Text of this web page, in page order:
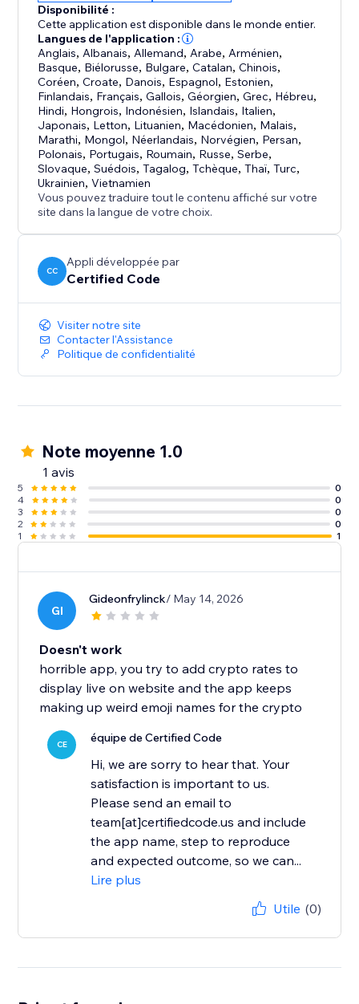
Disponibilité :
Cette application est disponible dans le monde entier.
Langues de l'application :
Anglais, Albanais, Allemand, Arabe, Arménien,
Basque, Biélorusse, Bulgare,Catalan,Chinois,
Coréen,Croate, Danois, Espagnol, Estonien,
Finlandais, Français,Gallois,Géorgien,Grec, Hébreu,
Hindi, Hongrois, Indonésien, Islandais, Italien,
Japonais, Letton, Lituanien, Macédonien, Malais,
Marathi, Mongol, Néerlandais, Norvégien, Persan,
Polonais, Portugais, Roumain, Russe,Serbe,
Slovaque,Suédois,Tagalog,Tchèque,Thaï,Turc,
Ukrainien,Vietnamien
Vous pouvez traduire tout le contenu affiché sur votre
site dans la langue de votre choix.
CC
Appli développée par
Certified Code
Visiter notre site
Contacter l'Assistance
Politique de confidentialité
Note moyenne 1.0
1 avis
5
0
4
0
3
0
2
0
1
1
GI
Gideonfrylinck/ May 14, 2026
Doesn't work
horrible app, you try to add crypto rates to
display live on website and the app keeps
making up weird emoji names for the crypto
CE équipe de Certified Code
Hi, we are sorry to hear that. Your
satisfaction is important to us.
Please send an email to
team[at]certifiedcode.us and include
the app name, step to reproduce
and expected outcome, so we can...
Lire plus
Utile (0)